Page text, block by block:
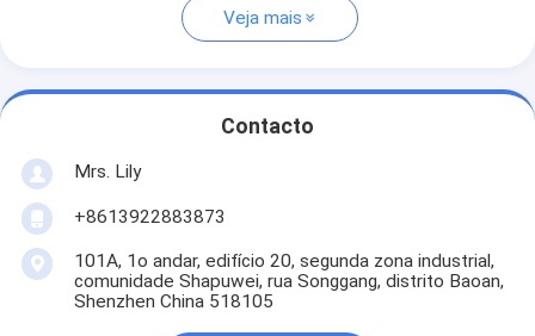
Veja mais
Contacto
Mrs. Lily
+8613922883873
101A, 1o andar, edifício 20, segunda zona industrial,
comunidade Shapuwei, rua Songgang, distrito Baoan,
Shenzhen China 518105